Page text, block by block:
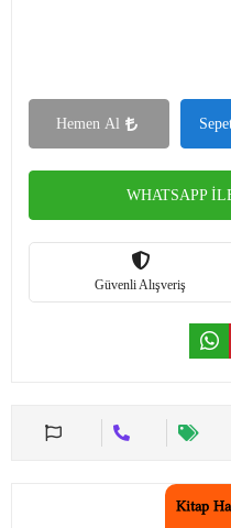
Hemen Al
WHATSAPP
Güvenli Alışveriş
Kitap